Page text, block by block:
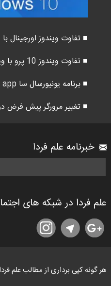
■ تفاوت ویندوز اورجینال
■ تفاوت ویندوز 10 پرو با ویندوز 10 Home
■ برنامه یونیورسال سا Universal app چیه ؟
■ تغییر مرورگر پیش فرض در
خبرنامه علم فردا
علم فردا در شبکه های
هر گونه کپی برداری از مطالب علم